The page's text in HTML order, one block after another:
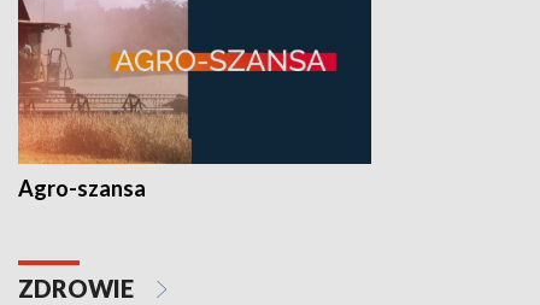
Agro-szansa
ZDROWIE